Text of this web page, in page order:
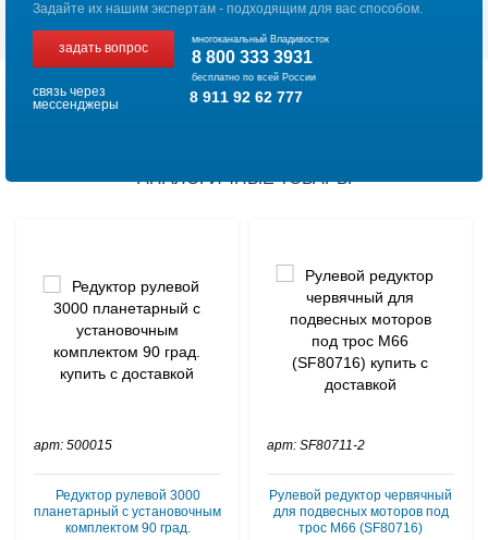
Задайте их нашим экспертам - подходящим для вас способом.
задать вопрос
многоканальный Владивосток
8 800 333 3931
бесплатно по всей России
связь через
мессенджеры
8 911 92 62 777
АНАЛОГИЧНЫЕ ТОВАРЫ
арт: 500015
Редуктор рулевой 3000
планетарный с установочным
комплектом 90 град.
арт: SF80711-2
Рулевой редуктор червячный
для подвесных моторов под
трос M66 (SF80716)